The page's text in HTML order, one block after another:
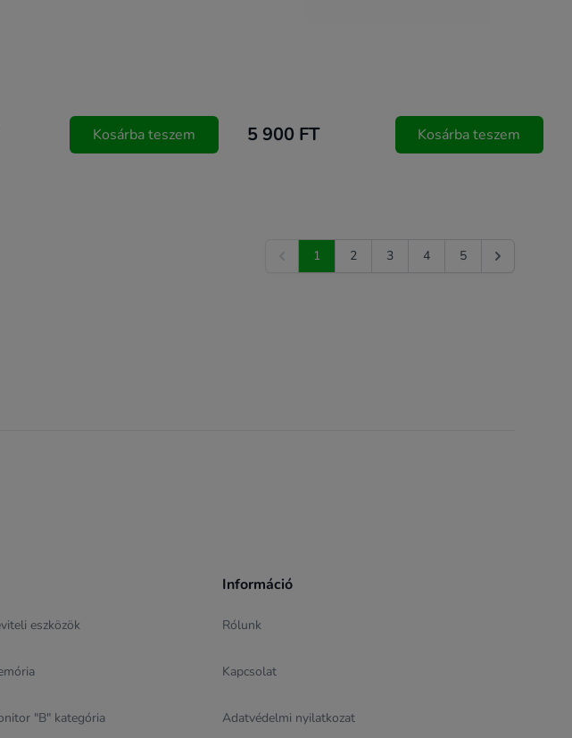
Kosárba teszem 5 900 FT Kosárba teszem
1 2 3 4 5
eszközök
"B" kategória
Információ
Rólunk
Kapcsolat
Adatvédelmi nyilatkozat